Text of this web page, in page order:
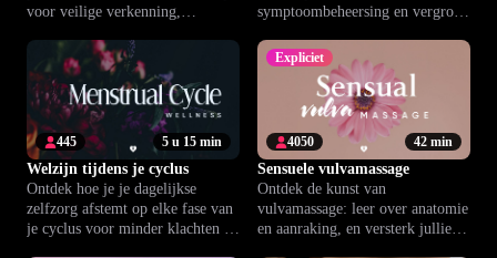
voor veilige verkenning,
symptoombeheersing en vergroot
5 u 15 min
445
Welzijn tijdens je cyclus
Ontdek hoe je je dagelijkse
zelfzorg afstemt op elke fase van
je cyclus voor minder klachten en
Expliciet
42 min
4050
Sensuele vulvamassage
Ontdek de kunst van
vulvamassage: leer over anatomie
en aanraking, en versterk jullie